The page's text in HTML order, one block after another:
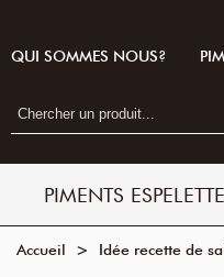
QUI SOMMES NOUS?
PIMENTS
Accueil > Idée recette de